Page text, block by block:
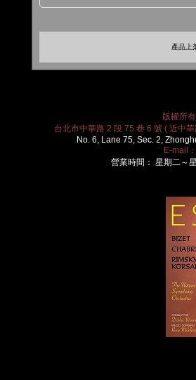
產品上
版權所
台北市中華路 2 段 75 巷 6 號 ( 近中
No. 6, Lane 75, Sec. 2,
E-mail：
營業時間： 星期二～